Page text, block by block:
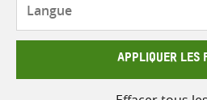
APPLIQUER LES